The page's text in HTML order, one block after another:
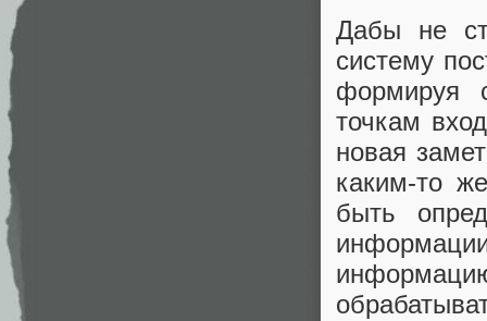
Дабы не
систему
формируя
точкам
новая
каким-то
быть